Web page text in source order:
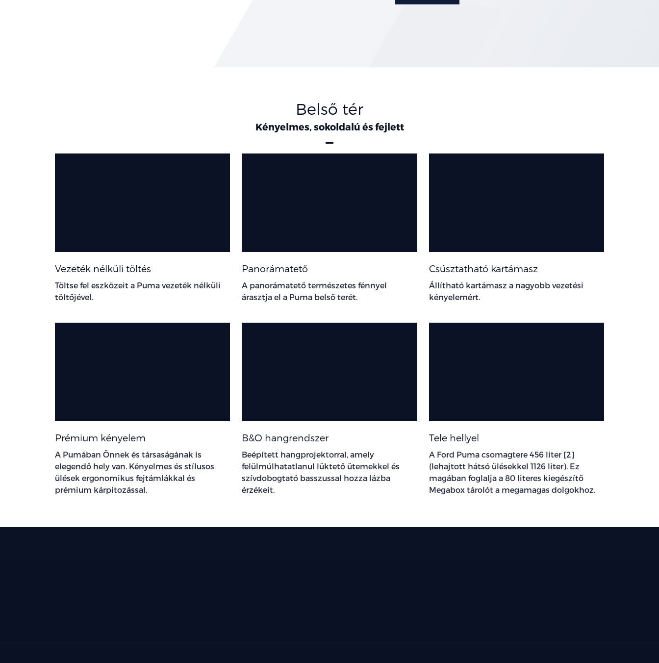
Belső tér
Kényelmes, sokoldalú és fejlett
Vezeték nélküli töltés
Töltse fel eszközeit a Puma vezeték nélküli
töltőjével.
Panorámatető
A panorámatető természetes fénnyel
árasztja el a Puma belső terét.
Csúsztatható kartámasz
Állítható kartámasz a nagyobb vezetési
kényelemért.
Prémium kényelem
A Pumában Önnek és társaságának is
elegendő hely van. Kényelmes és stílusos
ülések ergonomikus fejtámlákkal és
prémium kárpitozással.
B&O hangrendszer
Beépített hangprojektorral, amely
felülmúlhatatlanul lüktető ütemekkel és
szívdobogtató basszussal hozza lázba
érzékeit.
Tele hellyel
A Ford Puma csomagtere 456 liter [2]
(lehajtott hátsó ülésekkel 1126 liter). Ez
magában foglalja a 80 literes kiegészítő
Megabox tárolót a megamagas dolgokhoz.